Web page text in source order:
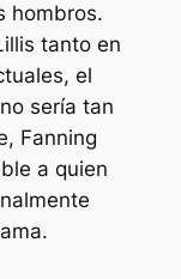
hombros.
tanto en
el
sería tan
Fanning
a quien